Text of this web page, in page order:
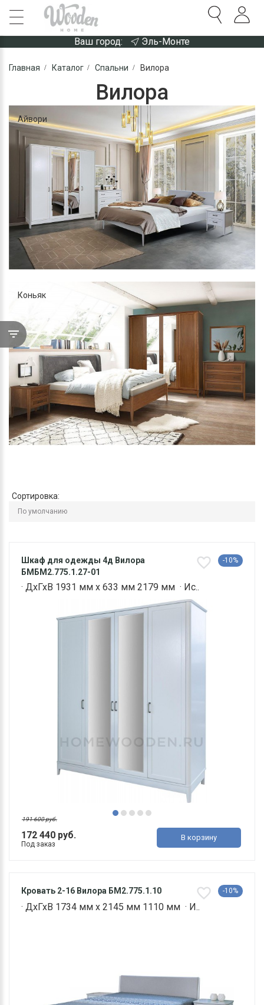
Ваш город: Эль-Монте
Главная Каталог Спальни Вилора
Вилора
Айвори
Коньяк
Сортировка:
Шкаф для одежды 4д Вилора
БМБМ2.775.1.27-01
-10%
· ДхГхВ 1931 мм х 633 мм 2179 мм · Ис..
172 440 руб.
191 600 руб.
Под заказ
В корзину
Кровать 2-16 Вилора БМ2.775.1.10 -10%
· ДхГхВ 1734 мм х 2145 мм 1110 мм · И..